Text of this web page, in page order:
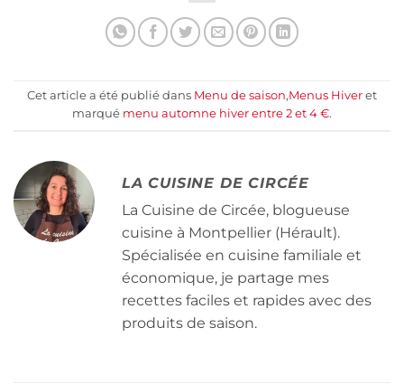
Cet article a été publié dans Menu de saison,Menus Hiver et
marqué menu automne hiver entre 2 et 4 €.
LA CUISINE DE CIRCÉE
La Cuisine de Circée, blogueuse
cuisine à Montpellier (Hérault).
Spécialisée en cuisine familiale et
économique, je partage mes
recettes faciles et rapides avec des
produits de saison.